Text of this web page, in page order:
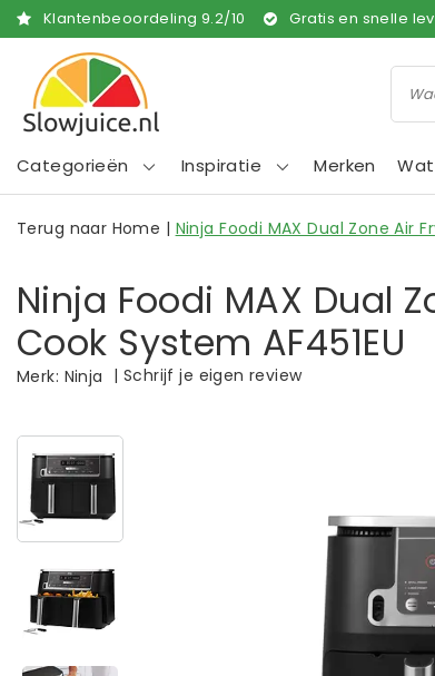
Klantenbeoordeling 9.2/10 Gratis en snelle
Categorieën Inspiratie Merken
Terug naar Home | Ninja Foodi MAX Dual Zone Air
Ninja Foodi MAX Dual
Cook System AF451EU
Merk: Ninja | Schrijf je eigen review